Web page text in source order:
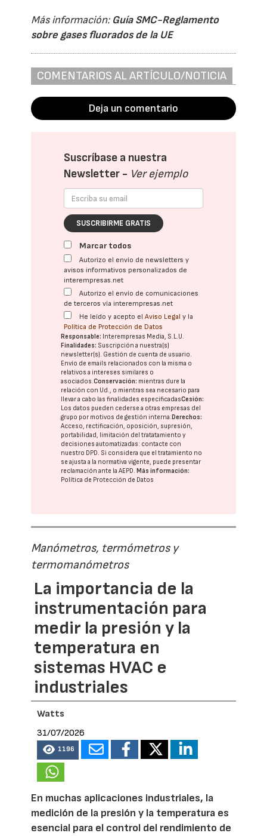
Más información: Guía SMC-Reglamento
sobre gases fluorados de la UE
COMENTARIOS AL ARTÍCULO/NOTICIA
Deja un comentario
Suscríbase a nuestra
Newsletter - Ver ejemplo
SUSCRIBIRME GRATIS
Marcar todos
Autorizo el envío de newsletters y
avisos informativos personalizados de
interempresas.net
Autorizo el envío de comunicaciones
de terceros vía interempresas.net
He leído y acepto elAviso Legal y la
Política de Protección de Datos
Responsable: Interempresas Media, S.L.U.
Finalidades: Suscripción a nuestra(s)
newsletter(s). Gestión de cuenta de usuario.
Envío de emails relacionados con la misma o
relativos a intereses similares o
asociados.Conservación: mientras dure la
relación con Ud., o mientras sea necesario para
llevar a cabo las finalidades especificadasCesión:
Los datos pueden cederse a otras empresas del
grupo por motivos de gestión interna.Derechos:
Acceso, rectificación, oposición, supresión,
portabilidad, limitación del tratatamiento y
decisiones automatizadas: contacte con
nuestro DPD. Si considera que el tratamiento no
se ajusta a la normativa vigente, puede presentar
reclamación ante laAEPD.Más información:
Política de Protección de Datos
Manómetros, termómetros y
termomanómetros
La importancia de la
instrumentación para
medir la presión y la
temperatura en
sistemas HVAC e
industriales
Watts
31/07/2026
1196
En muchas aplicaciones industriales, la
medición de la presión y la temperatura es
esencial para el control del rendimiento de